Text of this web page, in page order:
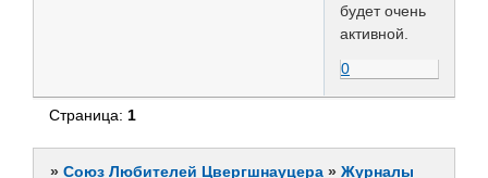
будет очень
активной.
0
Страница: 1
»Союз Любителей Цвергшнауцера »Журналы